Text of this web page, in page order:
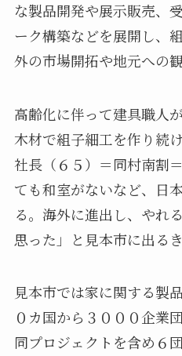
な製品開発や展示販売、
ーク構築などを展開し、
外の市場開拓や地元への
高齢化に伴って建具職人
木材で組子細工を作り続
社長（６５）＝同村南割
ても和室がないなど、日
る。海外に進出し、やれ
思った」と見本市に出る
見本市では家に関する製
０カ国から３０００企業
同プロジェクトを含め６